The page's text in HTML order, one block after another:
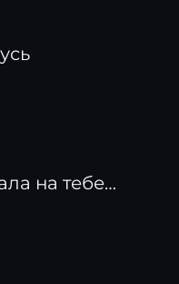
на тебе…